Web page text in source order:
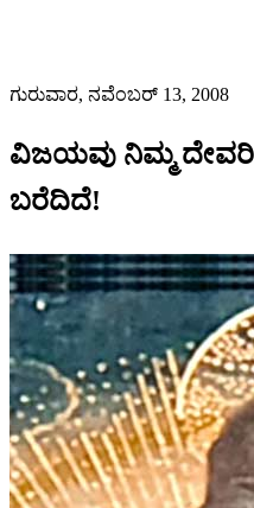
ಗುರುವಾರ, ನವೆಂಬರ್ 13, 2008
ವಿಜಯವು ನಿಮ್ಮ
ಬರೆದಿದೆ!